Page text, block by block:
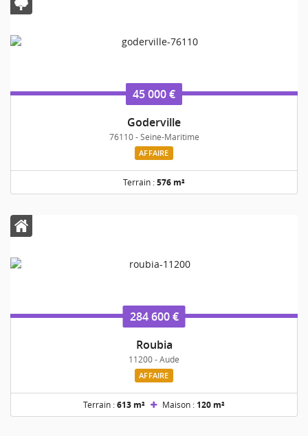
45 000 €
Goderville
76110 - Seine-Maritime
AFFAIRE
Terrain :576 m²
284 600 €
Roubia
11200 - Aude
AFFAIRE
Terrain :613 m² Maison : 120 m²